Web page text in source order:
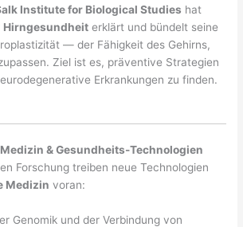
Institute for Biological Studies hat
Hirngesundheit erklärt und bündelt seine
— der Fähigkeit des Gehirns,
Ziel ist es, präventive Strategien
Erkrankungen zu finden.
& Gesundheits-Technologien
Forschung treiben neue Technologien
Medizin voran:
Genomik und der Verbindung von